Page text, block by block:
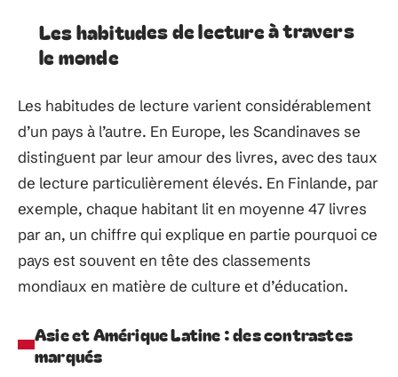
Les habitudes de lecture à travers
le monde
Les habitudes de lecture varient considérablement
d’un pays à l’autre. En Europe, les Scandinaves se
distinguent par leur amour des livres, avec des taux
de lecture particulièrement élevés. En Finlande, par
exemple, chaque habitant lit en moyenne 47 livres
par an, un chiffre qui explique en partie pourquoi ce
pays est souvent en tête des classements
mondiaux en matière de culture et d’éducation.
Asie et Amérique Latine : des contrastes
marqués